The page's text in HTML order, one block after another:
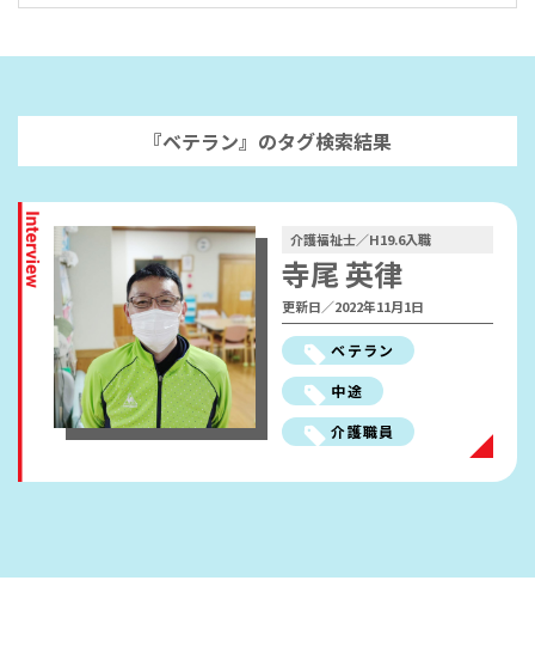
ながおか医療生協グループ
働きやすさ・福利厚生
人材開発の考え方
職員インタビュー
採用FAQ
ENTRY
『ベテラン』のタグ検索結果
介護福祉士／H19.6入職
寺尾 英律
更新日／2022年11月1日
ベテラン
中途
介護職員